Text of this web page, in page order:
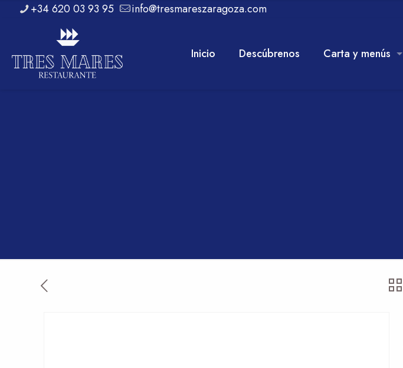
+34 620 03 93 95 info@tresmareszaragoza.com
Inicio Descúbrenos Carta y menús